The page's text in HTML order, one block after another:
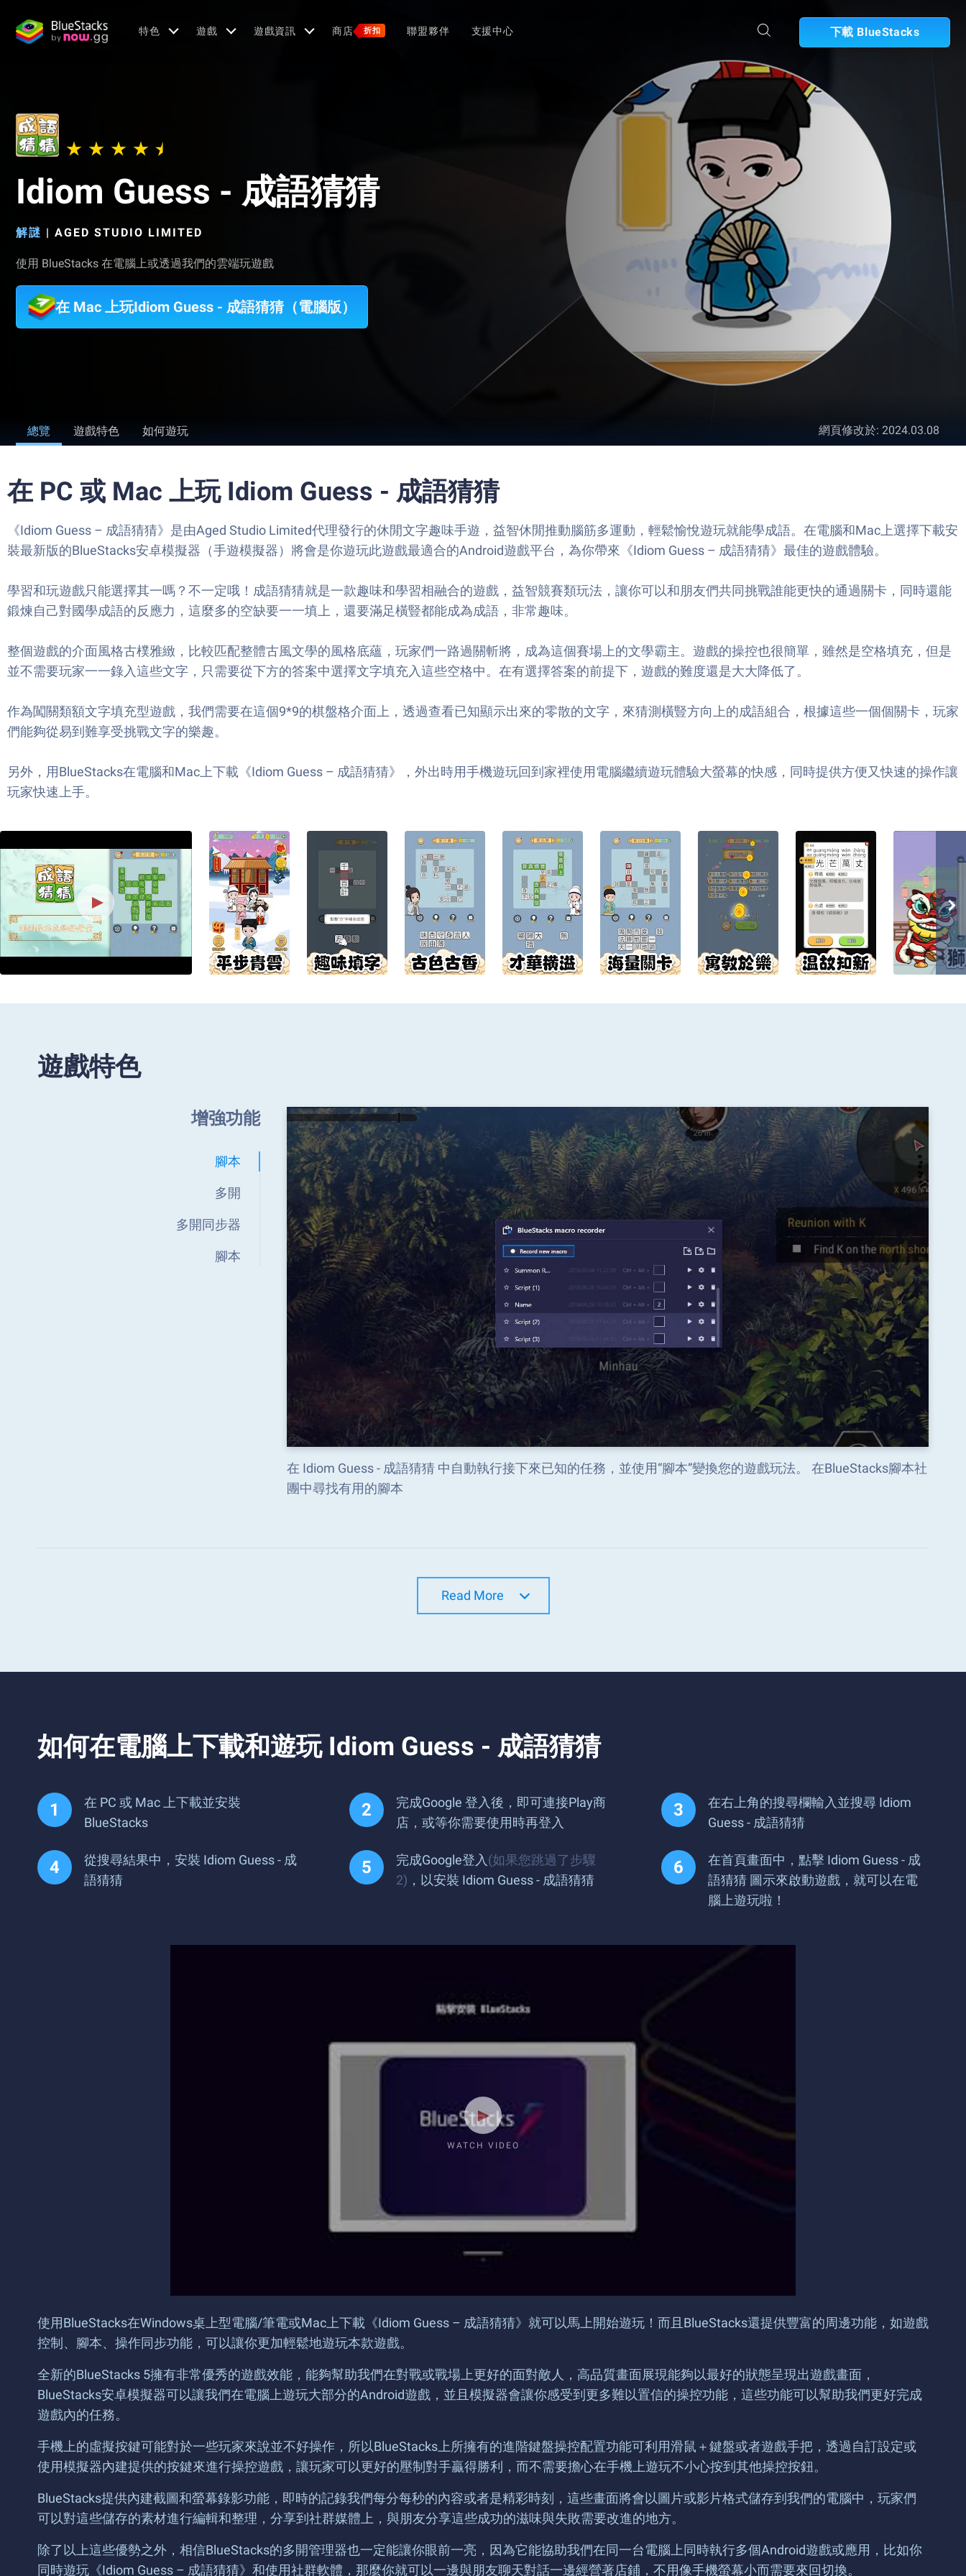
特色 遊戲 遊戲資訊 商店 折扣 聯盟夥伴 支援中心 下載 BlueStacks
Idiom Guess - 成語猜猜
解謎 | AGED STUDIO LIMITED
使用 BlueStacks 在電腦上或透過我們的雲端玩遊戲
在 Mac 上玩Idiom Guess - 成語猜猜（電腦版）
總覽 遊戲特色 如何遊玩 網頁修改於: 2024.03.08
在 PC 或 Mac 上玩 Idiom Guess - 成語猜猜
《Idiom Guess – 成語猜猜》是由Aged Studio Limited代理發行的休閒文字趣味手遊，益智休閒推動腦筋多運動，輕鬆愉悅遊玩就能學成語。在電腦和Mac上選擇下載安
裝最新版的BlueStacks安卓模擬器（手遊模擬器）將會是你遊玩此遊戲最適合的Android遊戲平台，為你帶來《Idiom Guess – 成語猜猜》最佳的遊戲體驗。
學習和玩遊戲只能選擇其一嗎？不一定哦！成語猜猜就是一款趣味和學習相融合的遊戲，益智競賽類玩法，讓你可以和朋友們共同挑戰誰能更快的通過關卡，同時還能
鍛煉自己對國學成語的反應力，這麼多的空缺要一一填上，還要滿足橫豎都能成為成語，非常趣味。
整個遊戲的介面風格古樸雅緻，比較匹配整體古風文學的風格底蘊，玩家們一路過關斬將，成為這個賽場上的文學霸主。遊戲的操控也很簡單，雖然是空格填充，但是
並不需要玩家一一錄入這些文字，只需要從下方的答案中選擇文字填充入這些空格中。在有選擇答案的前提下，遊戲的難度還是大大降低了。
作為闖關類額文字填充型遊戲，我們需要在這個9*9的棋盤格介面上，透過查看已知顯示出來的零散的文字，來猜測橫豎方向上的成語組合，根據這些一個個關卡，玩家
們能夠從易到難享受挑戰文字的樂趣。
另外，用BlueStacks在電腦和Mac上下載《Idiom Guess – 成語猜猜》，外出時用手機遊玩回到家裡使用電腦繼續遊玩體驗大螢幕的快感，同時提供方便又快速的操作讓
玩家快速上手。
遊戲特色
增強功能
腳本
多開
多開同步器
腳本
在 Idiom Guess - 成語猜猜 中自動執行接下來已知的任務，並使用“腳本”變換您的遊戲玩法。 在BlueStacks腳本社
團中尋找有用的腳本
Read More
如何在電腦上下載和遊玩 Idiom Guess - 成語猜猜
在 PC 或 Mac 上下載並安裝
BlueStacks
完成Google 登入後，即可連接Play商
店，或等你需要使用時再登入
在右上角的搜尋欄輸入並搜尋 Idiom
Guess - 成語猜猜
從搜尋結果中，安裝 Idiom Guess - 成
語猜猜
完成Google登入 (如果您跳過了步驟
2) ，以安裝 Idiom Guess - 成語猜猜
在首頁畫面中，點擊 Idiom Guess - 成
語猜猜 圖示來啟動遊戲，就可以在電
腦上遊玩啦！
WATCH VIDEO
使用BlueStacks在Windows桌上型電腦/筆電或Mac上下載《Idiom Guess – 成語猜猜》就可以馬上開始遊玩！而且BlueStacks還提供豐富的周邊功能，如遊戲
控制、腳本、操作同步功能，可以讓你更加輕鬆地遊玩本款遊戲。
全新的BlueStacks 5擁有非常優秀的遊戲效能，能夠幫助我們在對戰或戰場上更好的面對敵人，高品質畫面展現能夠以最好的狀態呈現出遊戲畫面，
BlueStacks安卓模擬器可以讓我們在電腦上遊玩大部分的Android遊戲，並且模擬器會讓你感受到更多難以置信的操控功能，這些功能可以幫助我們更好完成
遊戲內的任務。
手機上的虛擬按鍵可能對於一些玩家來說並不好操作，所以BlueStacks上所擁有的進階鍵盤操控配置功能可利用滑鼠＋鍵盤或者遊戲手把，透過自訂設定或
使用模擬器內建提供的按鍵來進行操控遊戲，讓玩家可以更好的壓制對手贏得勝利，而不需要擔心在手機上遊玩不小心按到其他操控按鈕。
BlueStacks提供內建截圖和螢幕錄影功能，即時的記錄我們每分每秒的內容或者是精彩時刻，這些畫面將會以圖片或影片格式儲存到我們的電腦中，玩家們
可以對這些儲存的素材進行編輯和整理，分享到社群媒體上，與朋友分享這些成功的滋味與失敗需要改進的地方。
除了以上這些優勢之外，相信BlueStacks的多開管理器也一定能讓你眼前一亮，因為它能協助我們在同一台電腦上同時執行多個Android遊戲或應用，比如你
同時遊玩《Idiom Guess – 成語猜猜》和使用社群軟體，那麼你就可以一邊與朋友聊天對話一邊經營著店鋪，不用像手機螢幕小而需要來回切換。